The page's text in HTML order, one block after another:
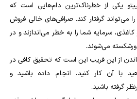
یکی از خطرناک‌ترین دام‌هایی است که
می‌تواند گرفتار کند. صرافی‌های خالی فروش
سرمایه شما را به خطر می‌اندازند و در
ورشکسته می‌شوند.
از این فریب این است که تحقیق کافی در
با آن کار کنید، انجام داده باشید و
گرفته باشید.